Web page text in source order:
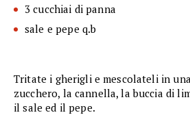
3 cucchiai di panna
sale e pepe q.b
Tritate i gherigli e mescolateli in
zucchero, la cannella, la buccia di
il sale ed il pepe.